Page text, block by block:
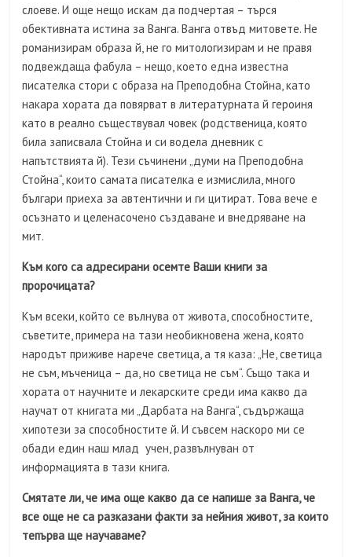
слоеве. И още нещо искам да подчертая – търся
обективната истина за Ванга. Ванга отвъд митовете. Не
романизирам образа й, не го митологизирам и не правя
подвеждаща фабула – нещо, което една известна
писателка стори с образа на Преподобна Стойна, като
накара хората да повярват в литературната й героиня
като в реално съществувал човек (родственица, която
била записвала Стойна и си водела дневник с
напътствията й). Тези съчинени „думи на Преподобна
Стойна“, които самата писателка е измислила, много
българи приеха за автентични и ги цитират. Това вече е
осъзнато и целенасочено създаване и внедряване на
мит.
Към кого са адресирани осемте Ваши книги за
пророчицата?
Към всеки, който се вълнува от живота, способностите,
съветите, примера на тази необикновена жена, която
народът приживе нарече светица, а тя каза: „Не, светица
не съм, мъченица – да, но светица не съм“. Също така и
хората от научните и лекарските среди има какво да
научат от книгата ми „Дарбата на Ванга“, съдържаща
хипотези за способностите й. И съвсем наскоро ми се
обади един наш млад учен, развълнуван от
информацията в тази книга.
Смятате ли, че има още какво да се напише за Ванга, че
все още не са разказани факти за нейния живот, за които
тепърва ще научаваме?